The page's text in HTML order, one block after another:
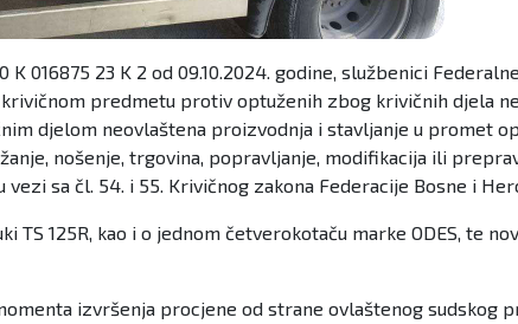
016875 23 K 2 od 09.10.2024. godine, službenici
predmetu protiv optuženih zbog krivičnih djela
djelom neovlaštena proizvodnja i stavljanje u promet
nošenje, trgovina, popravljanje, modifikacija ili
vezi sa čl. 54. i 55. Krivičnog zakona Federacije Bosne i
TS 125R, kao i o jednom četverokotaču marke ODES, te
izvršenja procjene od strane ovlaštenog sudskog